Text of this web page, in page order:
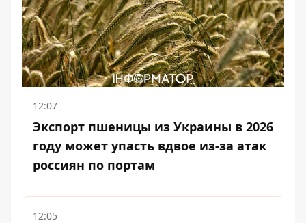
12:07
Экспорт пшеницы из Украины в 2026
году может упасть вдвое из-за атак
россиян по портам
12:05